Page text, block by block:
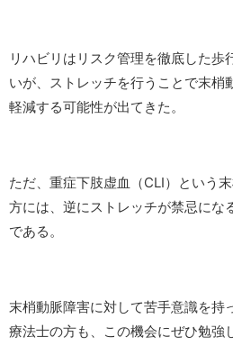
リハビリはリスク管理を徹底した歩
いが、ストレッチを行うことで末梢
軽減する可能性が出てきた。
ただ、重症下肢虚血（CLI）という
方には、逆にストレッチが禁忌にな
である。
末梢動脈障害に対して苦手意識を持
療法士の方も、この機会にぜひ勉強